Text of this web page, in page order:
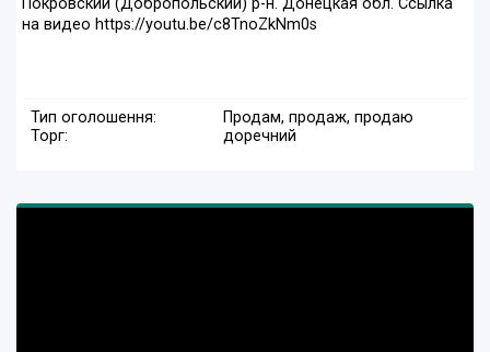
Покровский (Добропольский) р-н. Донецкая обл. Ссылка
на видео https://youtu.be/c8TnoZkNm0s
Тип оголошення:
Продам, продаж, продаю
Торг:
доречний